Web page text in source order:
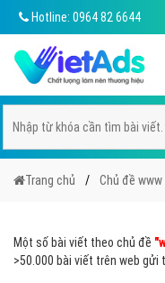
Hotline: 0964 82 6644
Trang chủ Chủ đề www
Một số bài viết theo chủ đề
>50.000 bài viết trên web gửi